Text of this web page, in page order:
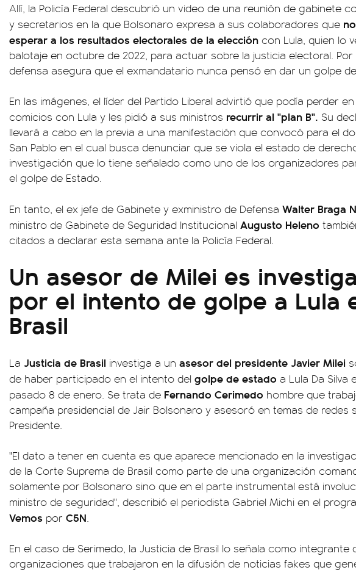
Allí, la Policía Federal descubrió un video de una reunión de gabinete
y secretarios en la que Bolsonaro expresa a sus colaboradores que
esperar a los resultados electorales de la elección con Lula, quien lo
balotaje en octubre de 2022, para actuar sobre la justicia electoral.
defensa asegura que el exmandatario nunca pensó en dar un golpe
En las imágenes, el líder del Partido Liberal advirtió que podía perder
comicios con Lula y les pidió a sus ministros recurrir al "plan B". Su
llevará a cabo en la previa a una manifestación que convocó para el
San Pablo en el cual busca denunciar que se viola el estado de
investigación que lo tiene señalado como uno de los organizadores
el golpe de Estado.
En tanto, el ex jefe de Gabinete y exministro de Defensa Walter Braga
ministro de Gabinete de Seguridad Institucional Augusto Heleno
citados a declarar esta semana ante la Policía Federal.
Un asesor de Milei es
por el intento de golpe a Lula
Brasil
La Justicia de Brasil investiga a un asesor del presidente Javier Milei
de haber participado en el intento del golpe de estado a Lula Da Silva
pasado 8 de enero. Se trata de Fernando Cerimedo hombre que
campaña presidencial de Jair Bolsonaro y asesoró en temas de redes
Presidente.
"El dato a tener en cuenta es que aparece mencionado en la
de la Corte Suprema de Brasil como parte de una organización
solamente por Bolsonaro sino que en el parte instrumental está
ministro de seguridad", describió el periodista Gabriel Michi en el
Vemos por C5N.
En el caso de Serimedo, la Justicia de Brasil lo señala como integrante
organizaciones que trabajaron en la difusión de noticias fakes que
01:05